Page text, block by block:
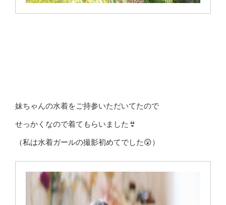
妹ちゃんの水着をご持参いただいてたので
せっかくなので着てもらいました👙
（私は水着ガールの撮影初めてでした😲）